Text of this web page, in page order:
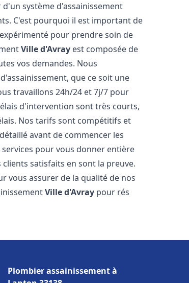
système d'assainissement
C'est pourquoi il est important de
expérimenté pour prendre soin de
Ville d'Avray est composée de
vos demandes. Nous
que ce soit une
travaillons 24h/24 et 7j/7 pour
d'intervention sont très courts,
Nos tarifs sont compétitifs et
avant de commencer les
pour vous donner entière
satisfaits en sont la preuve.
vous assurer de la qualité de nos
Ville d'Avray pour rés
Plombier assainissement à